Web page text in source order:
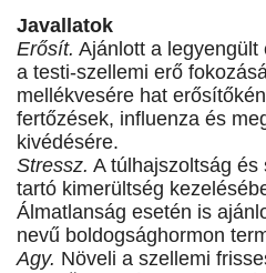
Javallatok
Erősít. Ajánlott a legyengült
a testi-szellemi erő
mellékvesére hat
fertőzések, influenza és
kivédésére.
Stressz. A túlhajszoltság és
tartó kimerültség
Álmatlanság esetén is
nevű boldogsághormon
Agy. Növeli a szellemi